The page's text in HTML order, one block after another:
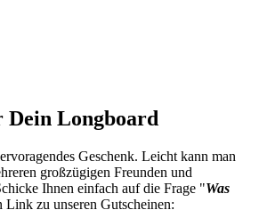
Dein Longboard
Geschenk. Leicht kann man
großzügigen Freunden und
Ihnen einfach auf die Frage "Was
Link zu unseren Gutscheinen: